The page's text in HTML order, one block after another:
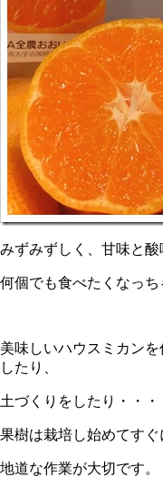
みずみずしく、甘味と
何個でも食べたくなっち
美味しいハウスミカン
したり、
土づくりをしたり・・・
果樹は栽培し始めてすぐ
地道な作業が大切です。